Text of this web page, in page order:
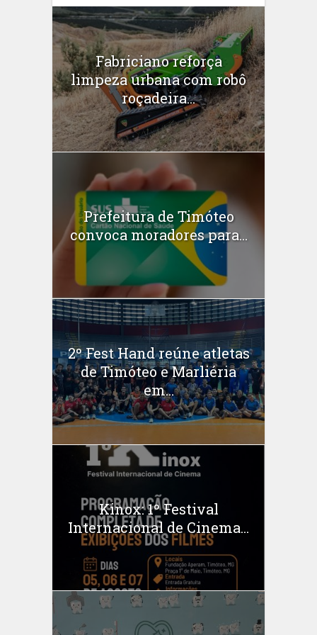
Fabriciano reforça
limpeza urbana com robô
roçadeira...
Prefeitura de Timóteo
convoca moradores para...
2º Fest Hand reúne atletas
de Timóteo e Marliéria
em...
Kinox: 1º Festival
Internacional de Cinema...